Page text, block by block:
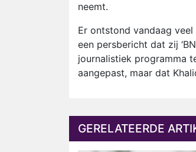
neemt.
Er ontstond vandaag
een persbericht dat zij
journalistiek programma
aangepast, maar dat
GERELATEERDE